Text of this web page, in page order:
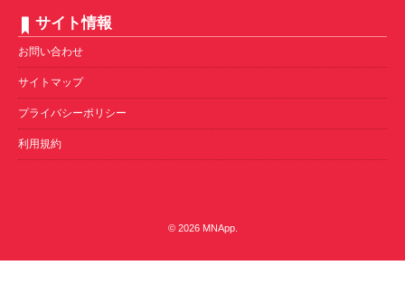
サイト情報
お問い合わせ
サイトマップ
プライバシーポリシー
利用規約
© 2026 MNApp.